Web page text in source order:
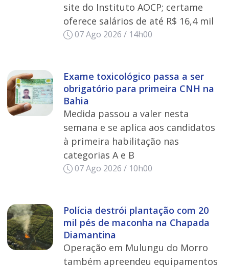
site do Instituto AOCP; certame
oferece salários de até R$ 16,4 mil
07 Ago 2026 / 14h00
Exame toxicológico passa a ser
obrigatório para primeira CNH na
Bahia
Medida passou a valer nesta
semana e se aplica aos candidatos
à primeira habilitação nas
categorias A e B
07 Ago 2026 / 10h00
Polícia destrói plantação com 20
mil pés de maconha na Chapada
Diamantina
Operação em Mulungu do Morro
também apreendeu equipamentos